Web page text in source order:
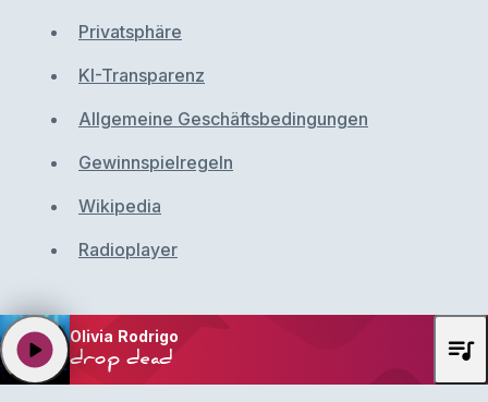
Privatsphäre
KI-Transparenz
Allgemeine Geschäftsbedingungen
Gewinnspielregeln
Wikipedia
Radioplayer
Olivia Rodrigo
drop dead
play_arrow queue_music